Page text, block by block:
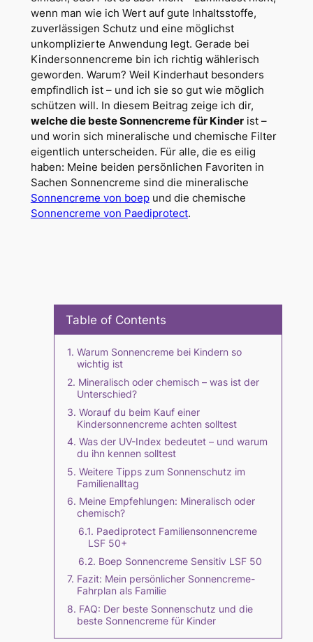
wenn man wie ich Wert auf gute Inhaltsstoffe,
zuverlässigen Schutz und eine möglichst
unkomplizierte Anwendung legt. Gerade bei
Kindersonnencreme bin ich richtig wählerisch
geworden. Warum? Weil Kinderhaut besonders
empfindlich ist – und ich sie so gut wie möglich
schützen will. In diesem Beitrag zeige ich dir,
welche die beste Sonnencreme für Kinderist –
und worin sich mineralische und chemische Filter
eigentlich unterscheiden. Für alle, die es eilig
haben: Meine beiden persönlichen Favoriten in
Sachen Sonnencreme sind die mineralische
Sonnencreme von boepund die chemische
Sonnencreme von Paediprotect.
Table of Contents
Warum Sonnencreme bei Kindern so
wichtig ist
Mineralisch oder chemisch – was ist der
Unterschied?
Worauf du beim Kauf einer
Kindersonnencreme achten solltest
Was der UV-Index bedeutet – und warum
du ihn kennen solltest
Weitere Tipps zum Sonnenschutz im
Familienalltag
Meine Empfehlungen: Mineralisch oder
chemisch?
Paediprotect Familiensonnencreme
LSF 50+
Boep Sonnencreme Sensitiv LSF 50
Fazit: Mein persönlicher Sonnencreme-
Fahrplan als Familie
FAQ: Der beste Sonnenschutz und die
beste Sonnencreme für Kinder